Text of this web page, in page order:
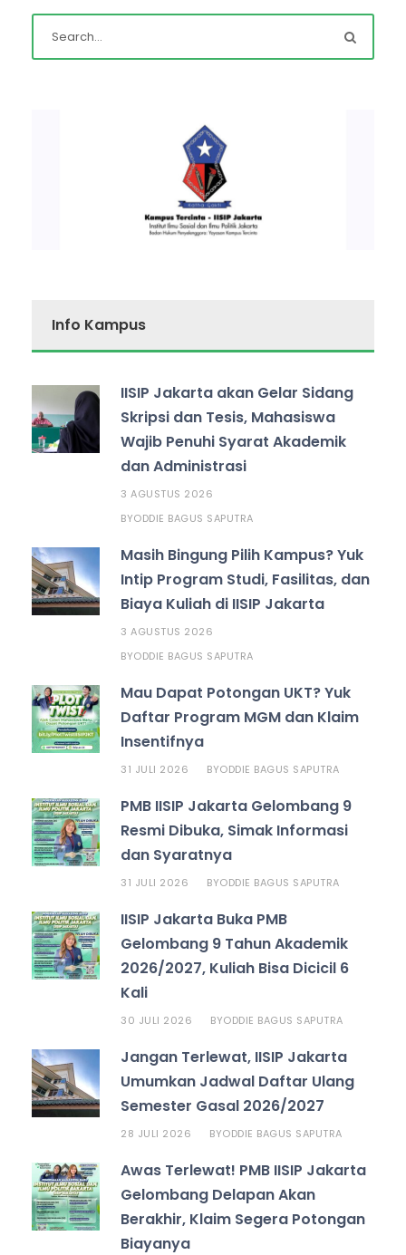
Info Kampus
IISIP Jakarta akan Gelar Sidang
Skripsi dan Tesis, Mahasiswa
Wajib Penuhi Syarat Akademik
dan Administrasi
3 AGUSTUS 2026
BYODDIE BAGUS SAPUTRA
Masih Bingung Pilih Kampus? Yuk
Intip Program Studi, Fasilitas, dan
Biaya Kuliah di IISIP Jakarta
3 AGUSTUS 2026
BYODDIE BAGUS SAPUTRA
Mau Dapat Potongan UKT? Yuk
Daftar Program MGM dan Klaim
Insentifnya
31 JULI 2026 BYODDIE BAGUS SAPUTRA
PMB IISIP Jakarta Gelombang 9
Resmi Dibuka, Simak Informasi
dan Syaratnya
31 JULI 2026 BYODDIE BAGUS SAPUTRA
IISIP Jakarta Buka PMB
Gelombang 9 Tahun Akademik
2026/2027, Kuliah Bisa Dicicil 6
Kali
30 JULI 2026 BYODDIE BAGUS SAPUTRA
Jangan Terlewat, IISIP Jakarta
Umumkan Jadwal Daftar Ulang
Semester Gasal 2026/2027
28 JULI 2026 BYODDIE BAGUS SAPUTRA
Awas Terlewat! PMB IISIP Jakarta
Gelombang Delapan Akan
Berakhir, Klaim Segera Potongan
Biayanya